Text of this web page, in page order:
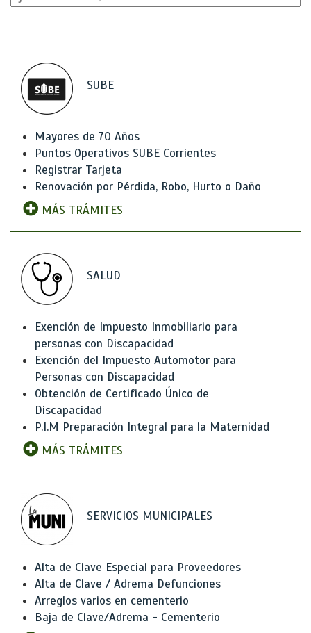
SUBE
Mayores de 70 Años
Puntos Operativos SUBE Corrientes
Registrar Tarjeta
Renovación por Pérdida, Robo, Hurto o Daño
MÁS TRÁMITES
SALUD
Exención de Impuesto Inmobiliario para
personas con Discapacidad
Exención del Impuesto Automotor para
Personas con Discapacidad
Obtención de Certificado Único de
Discapacidad
P.I.M Preparación Integral para la Maternidad
MÁS TRÁMITES
SERVICIOS MUNICIPALES
Alta de Clave Especial para Proveedores
Alta de Clave / Adrema Defunciones
Arreglos varios en cementerio
Baja de Clave/Adrema - Cementerio